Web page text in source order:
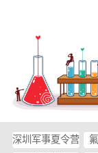
深圳军事夏令营